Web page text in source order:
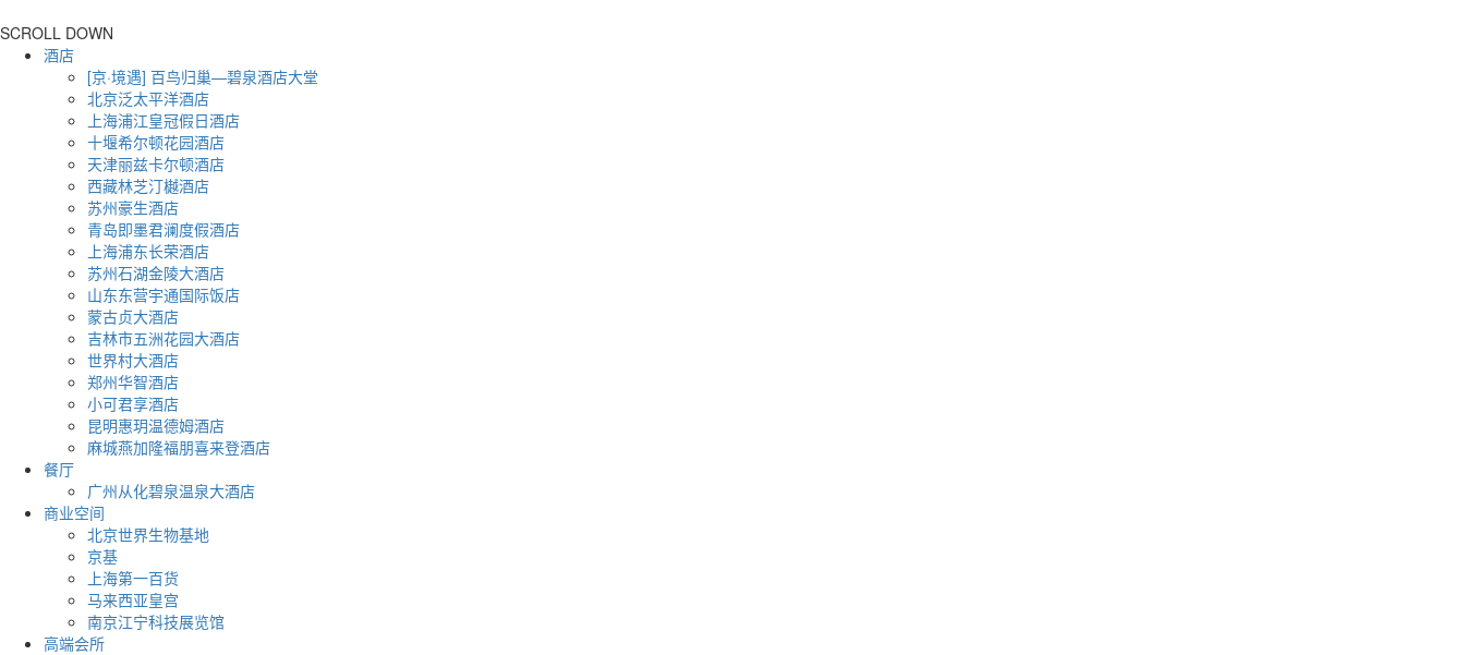
SCROLL DOWN
酒店
[京·境遇] 百鸟归巢—碧泉酒店大堂
北京泛太平洋酒店
上海浦江皇冠假日酒店
十堰希尔顿花园酒店
天津丽兹卡尔顿酒店
西藏林芝汀樾酒店
苏州豪生酒店
青岛即墨君澜度假酒店
上海浦东长荣酒店
苏州石湖金陵大酒店
山东东营宇通国际饭店
蒙古贞大酒店
吉林市五洲花园大酒店
世界村大酒店
郑州华智酒店
小可君享酒店
昆明惠玥温德姆酒店
麻城燕加隆福朋喜来登酒店
餐厅
广州从化碧泉温泉大酒店
商业空间
北京世界生物基地
京基
上海第一百货
马来西亚皇宫
南京江宁科技展览馆
高端会所